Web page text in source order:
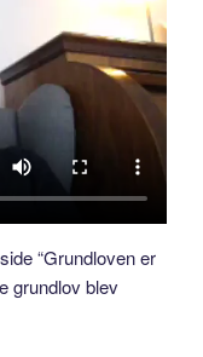
“Grundloven er
grundlov blev